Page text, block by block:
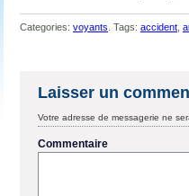
Categories: voyants . Tags: accident
Laisser un
Votre adresse de messagerie ne
Commentaire